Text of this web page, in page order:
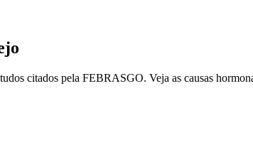
citados pela FEBRASGO. Veja as causas